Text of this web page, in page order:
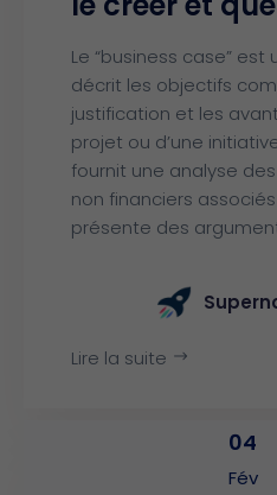
Le “business case”
décrit les objectifs
justification et les
projet ou d’une
fournit une analyse
non financiers
présente des
Lire la suite
04
Fév